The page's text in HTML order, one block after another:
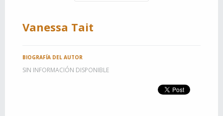
Vanessa Tait
BIOGRAFÍA DEL AUTOR
SIN INFORMACIÓN DISPONIBLE